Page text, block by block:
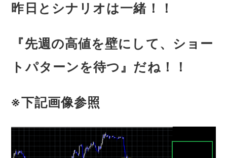
昨日とシナリオは一緒！！
『先週の高値を壁にして、ショー
トパターンを待つ』だね！！
※下記画像参照